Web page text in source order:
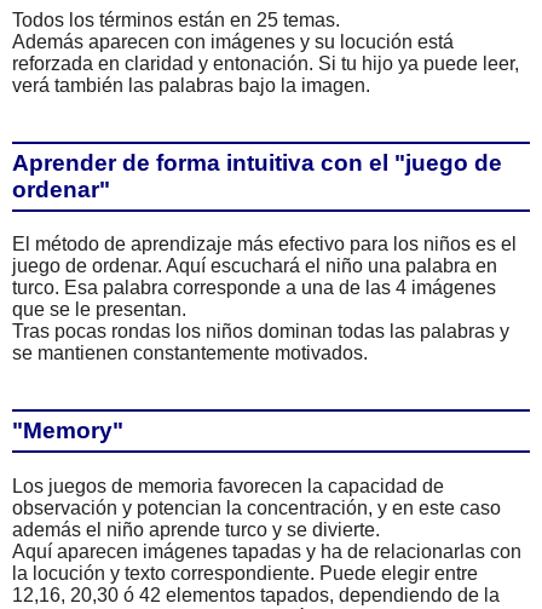
Todos los términos están en 25 temas.
Además aparecen con imágenes y su locución está
reforzada en claridad y entonación. Si tu hijo ya puede leer,
verá también las palabras bajo la imagen.
Aprender de forma intuitiva con el "juego de
ordenar"
El método de aprendizaje más efectivo para los niños es el
juego de ordenar. Aquí escuchará el niño una palabra en
turco. Esa palabra corresponde a una de las 4 imágenes
que se le presentan.
Tras pocas rondas los niños dominan todas las palabras y
se mantienen constantemente motivados.
"Memory"
Los juegos de memoria favorecen la capacidad de
observación y potencian la concentración, y en este caso
además el niño aprende turco y se divierte.
Aquí aparecen imágenes tapadas y ha de relacionarlas con
la locución y texto correspondiente. Puede elegir entre
12,16, 20,30 ó 42 elementos tapados, dependiendo de la